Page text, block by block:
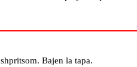
Bajen la tapa.